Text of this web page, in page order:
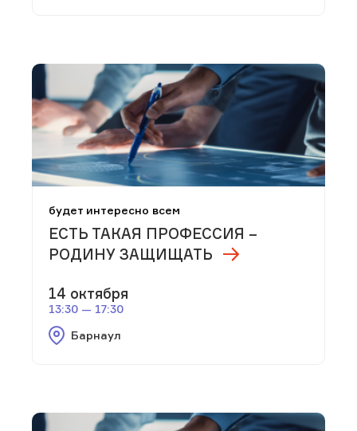
будет интересно всем
ЕСТЬ ТАКАЯ ПРОФЕССИЯ –
РОДИНУ ЗАЩИЩАТЬ
14 октября
13:30 — 17:30
Барнаул